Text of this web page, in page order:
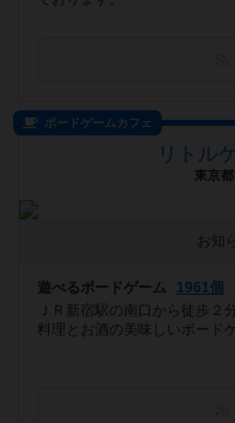
ボードゲームカフェ
リトル
東京
お知
遊べるボードゲーム
1961個
ＪＲ新宿駅の南口から徒歩２
料理とお酒の美味しいボード